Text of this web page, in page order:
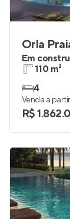
Orla
Em
110 m²
4
Venda a
R$